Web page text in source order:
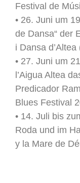
Festival de
• 26. Juni um
de Dansa“ der
i Dansa
• 27. Juni um
l’Aigua Altea
Predicador
Blues Festival
• 14. Juli bis
Roda und im
y la Mare de